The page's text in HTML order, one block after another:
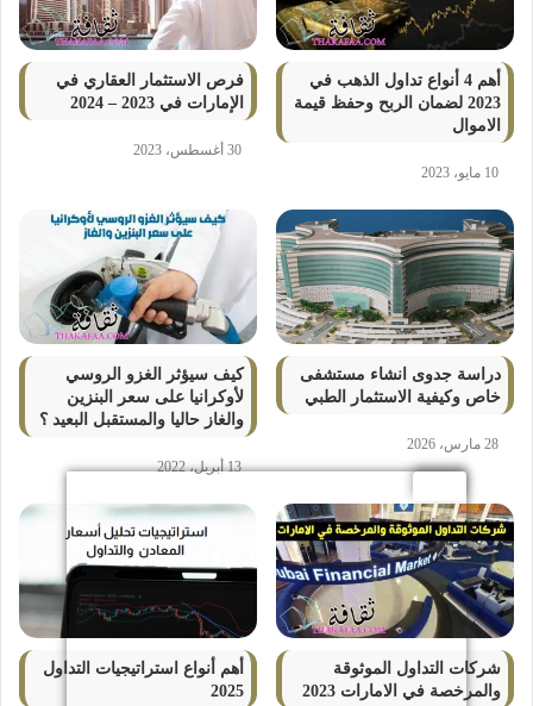
أهم 4 أنواع تداول الذهب في
2023 لضمان الربح وحفظ قيمة
الاموال
10 مايو، 2023
فرص الاستثمار العقاري في
الإمارات في 2023 – 2024
30 أغسطس، 2023
دراسة جدوى انشاء مستشفى
خاص وكيفية الاستثمار الطبي
28 مارس، 2026
كيف سيؤثر الغزو الروسي
لأوكرانيا على سعر البنزين
والغاز حاليا والمستقبل البعيد ؟
13 أبريل، 2022
شركات التداول الموثوقة
والمرخصة في الامارات 2023
أهم أنواع استراتيجيات التداول
2025